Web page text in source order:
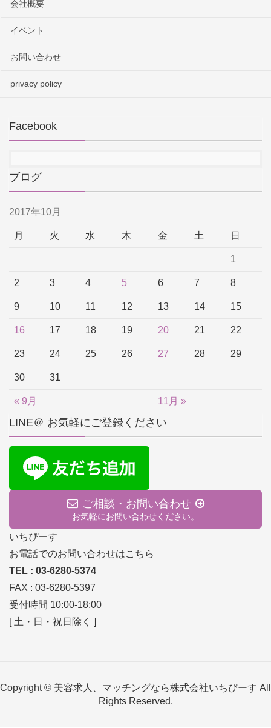
会社概要
イベント
お問い合わせ
privacy policy
Facebook
ブログ
2017年10月
月 火 水 木 金 土 日
« 9月 11月 »
1
2 3 4 5 6 7 8
9 10 11 12 13 14 15
16 17 18 19 20 21 22
23 24 25 26 27 28 29
30 31
LINE＠ お気軽にご登録ください
ご相談・お問い合わせ
お気軽にお問い合わせください。
いちぴーす
お電話でのお問い合わせはこちら
TEL : 03-6280-5374
FAX : 03-6280-5397
受付時間 10:00-18:00
[ 土・日・祝日除く ]
Copyright © 美容求人、マッチングなら株式会社いちぴーす All
Rights Reserved.